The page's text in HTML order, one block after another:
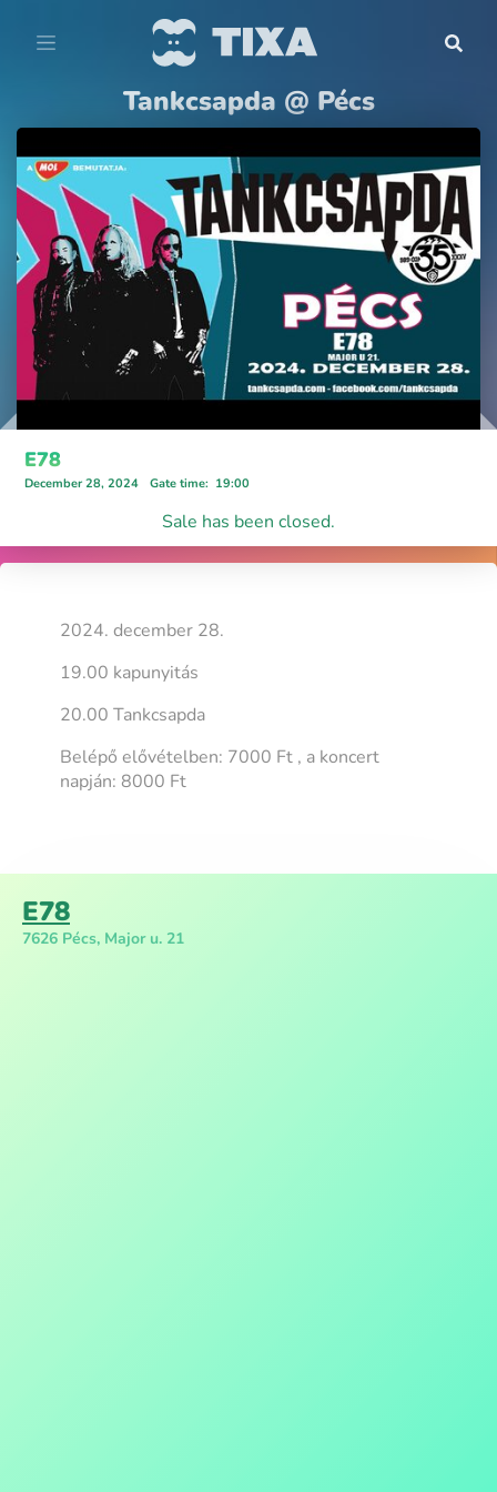
Tankcsapda @ Pécs
E78
December 28, 2024 Gate time: 19:00
Sale has been closed.
2024. december 28.
19.00 kapunyitás
20.00 Tankcsapda
Belépő elővételben: 7000 Ft , a koncert
napján: 8000 Ft
E78
7626 Pécs, Major u. 21